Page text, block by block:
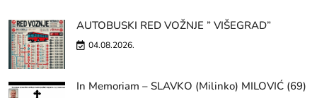
AUTOBUSKI RED VOŽNJE ” VIŠEGRAD”
04.08.2026.
In Memoriam – SLAVKO (Milinko) MILOVIĆ (69)